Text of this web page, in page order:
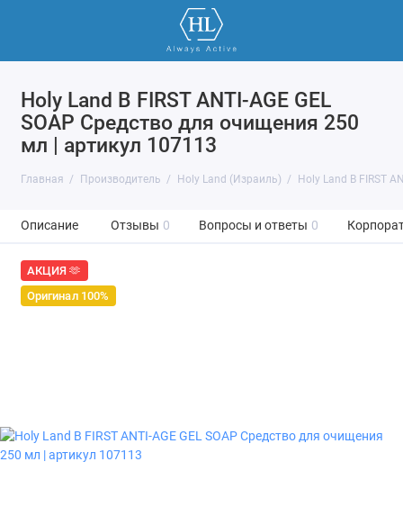
Holy Land B FIRST ANTI-AGE GEL
SOAP Средство для очищения 250
мл | артикул 107113
Главная Производитель Holy Land (Израиль) Holy Land B FIRST
Описание Отзывы 0 Вопросы и ответы 0
АКЦИЯ 🫶
Оригинал 100%